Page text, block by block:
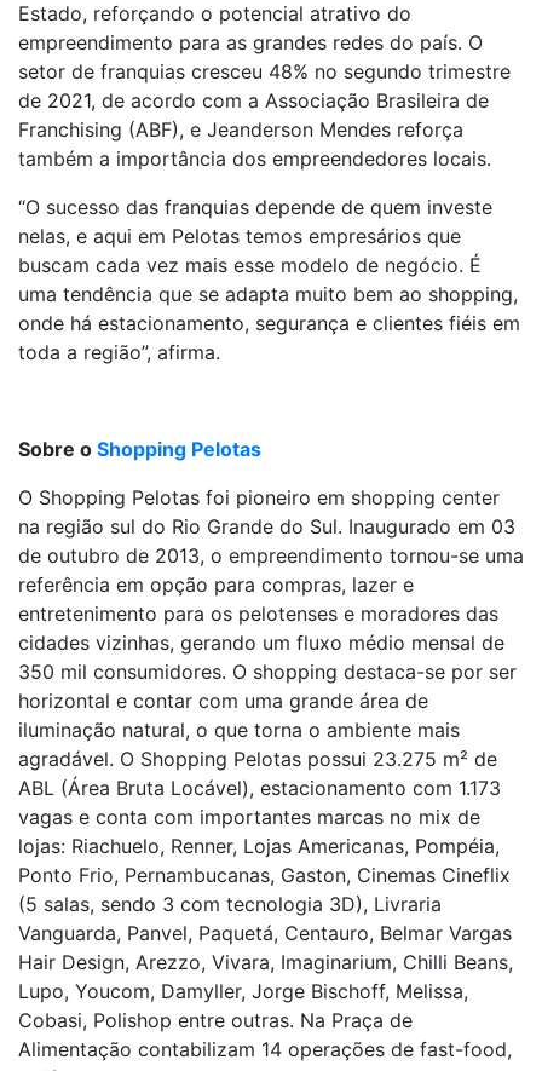
Estado, reforçando o potencial atrativo do
empreendimento para as grandes redes do país. O
setor de franquias cresceu 48% no segundo trimestre
de 2021, de acordo com a Associação Brasileira de
Franchising (ABF), e Jeanderson Mendes reforça
também a importância dos empreendedores locais.
“O sucesso das franquias depende de quem investe
nelas, e aqui em Pelotas temos empresários que
buscam cada vez mais esse modelo de negócio. É
uma tendência que se adapta muito bem ao shopping,
onde há estacionamento, segurança e clientes fiéis em
toda a região”, afirma.
Sobre o Shopping Pelotas
O Shopping Pelotas foi pioneiro em shopping center
na região sul do Rio Grande do Sul. Inaugurado em 03
de outubro de 2013, o empreendimento tornou-se uma
referência em opção para compras, lazer e
entretenimento para os pelotenses e moradores das
cidades vizinhas, gerando um fluxo médio mensal de
350 mil consumidores. O shopping destaca-se por ser
horizontal e contar com uma grande área de
iluminação natural, o que torna o ambiente mais
agradável. O Shopping Pelotas possui 23.275 m² de
ABL (Área Bruta Locável), estacionamento com 1.173
vagas e conta com importantes marcas no mix de
lojas: Riachuelo, Renner, Lojas Americanas, Pompéia,
Ponto Frio, Pernambucanas, Gaston, Cinemas Cineflix
(5 salas, sendo 3 com tecnologia 3D), Livraria
Vanguarda, Panvel, Paquetá, Centauro, Belmar Vargas
Hair Design, Arezzo, Vivara, Imaginarium, Chilli Beans,
Lupo, Youcom, Damyller, Jorge Bischoff, Melissa,
Cobasi, Polishop entre outras. Na Praça de
Alimentação contabilizam 14 operações de fast-food,